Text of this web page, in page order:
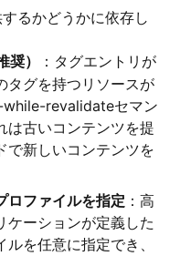
るかどうかに依存し
奨）
：タグエントリが
タグを持つリソースが
while-revalidateセマン
は古いコンテンツを提
で新しいコンテンツを
ロファイルを指定 ：高
ケーションが定義した
を任意に指定でき、